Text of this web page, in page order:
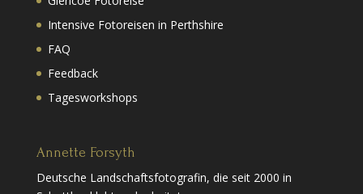
Intensive Fotoreisen in Perthshire
FAQ
Feedback
Tagesworkshops
Annette Forsyth
Deutsche Landschaftsfotografin, die seit 2000 in